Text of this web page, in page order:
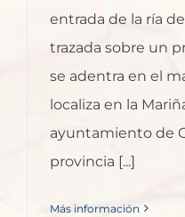
entrada de la ría
trazada sobre un
se adentra en el
localiza en la
ayuntamiento de
provincia [...]
Más información